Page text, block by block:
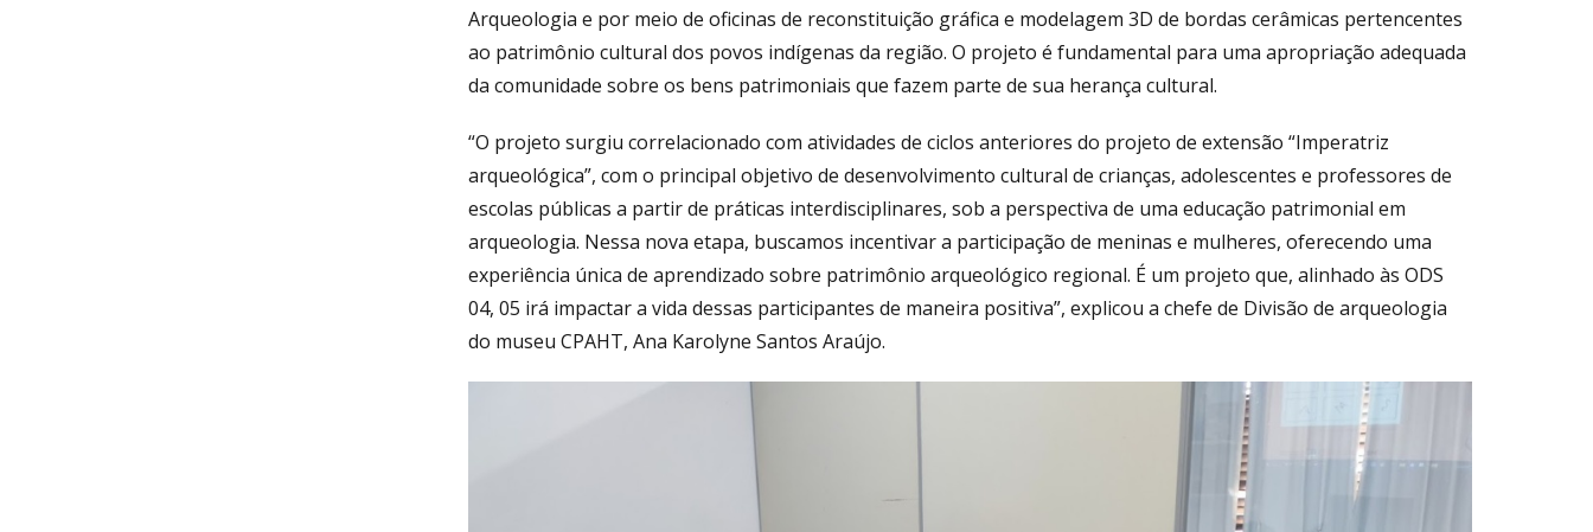
Arqueologia e por meio de oficinas de reconstituição gráfica e modelagem 3D de bordas cerâmicas pertencentes
ao patrimônio cultural dos povos indígenas da região. O projeto é fundamental para uma apropriação adequada
da comunidade sobre os bens patrimoniais que fazem parte de sua herança cultural.
“O projeto surgiu correlacionado com atividades de ciclos anteriores do projeto de extensão “Imperatriz
arqueológica”, com o principal objetivo de desenvolvimento cultural de crianças, adolescentes e professores de
escolas públicas a partir de práticas interdisciplinares, sob a perspectiva de uma educação patrimonial em
arqueologia. Nessa nova etapa, buscamos incentivar a participação de meninas e mulheres, oferecendo uma
experiência única de aprendizado sobre patrimônio arqueológico regional. É um projeto que, alinhado às ODS
04, 05 irá impactar a vida dessas participantes de maneira positiva”, explicou a chefe de Divisão de arqueologia
do museu CPAHT, Ana Karolyne Santos Araújo.